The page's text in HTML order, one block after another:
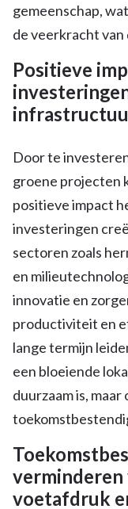
gemeenschap,
de veerkracht van
Positieve
Door te
groene projecten
positieve impact
investeringen
sectoren zoals
en
innovatie en
productiviteit en
lange termijn
een bloeiende
duurzaam is,
verminderen
voetafdruk